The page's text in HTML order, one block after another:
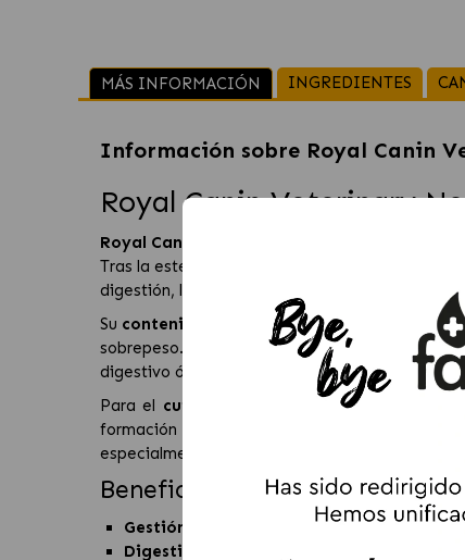
MÁS INFORMACIÓN INGREDIENTES
Información sobre Royal Canin
Royal Canin Veterinary
Royal Canin Vet Care Neutered Adult Small
Tras la esterilización, muchos perros
digestión, la salud oral y el sistema urinario.
Su contenido calórico adaptado
y la
sobrepeso. Además, su fórmula altamente
digestivo óptimo.
Para el cuidado dental , las croquetas
formación de sarro. Esta dieta también
especialmente importante en perros pequeños.
Beneficios de Royal Canin
Gestión de peso efectiva: fórmula con
Digestión óptima: